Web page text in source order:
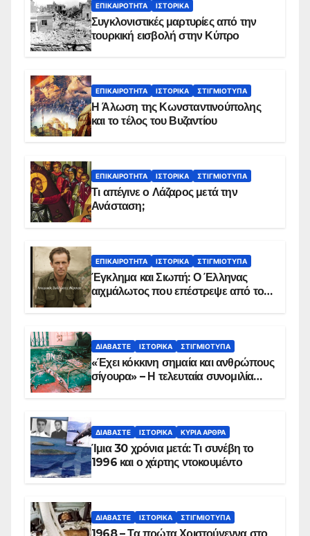
ΕΠΙΚΑΙΡΌΤΗΤΑ ΙΣΤΟΡΙΚΆ
Συγκλονιστικές μαρτυρίες από την
τουρκική εισβολή στην Κύπρο
ΕΠΙΚΑΙΡΌΤΗΤΑ ΙΣΤΟΡΙΚΆ ΣΤΙΓΜΙΌΤΥΠΑ
Η Άλωση της Κωνσταντινούπολης
και το τέλος του Βυζαντίου
ΕΠΙΚΑΙΡΌΤΗΤΑ ΙΣΤΟΡΙΚΆ ΣΤΙΓΜΙΌΤΥΠΑ
Τι απέγινε ο Λάζαρος μετά την
Ανάσταση;
ΕΠΙΚΑΙΡΌΤΗΤΑ ΙΣΤΟΡΙΚΆ ΣΤΙΓΜΙΌΤΥΠΑ
Έγκλημα και Σιωπή: Ο Έλληνας
αιχμάλωτος που επέστρεψε από το
ΔΙΑΒΆΣΤΕ ΙΣΤΟΡΙΚΆ ΣΤΙΓΜΙΌΤΥΠΑ
«Έχει κόκκινη σημαία και ανθρώπους
σίγουρα» – Η τελευταία συνομιλία
ΔΙΑΒΆΣΤΕ ΙΣΤΟΡΙΚΆ ΚΥΡΙΑ ΑΡΘΡΑ
Ίμια 30 χρόνια μετά: Τι συνέβη το
1996 και ο χάρτης ντοκουμέντο
ΔΙΑΒΆΣΤΕ ΙΣΤΟΡΙΚΆ ΣΤΙΓΜΙΌΤΥΠΑ